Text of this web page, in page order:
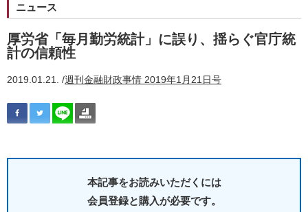
に
移
動
ニュース
厚労省「毎月勤労統計」に誤り、揺らぐ官庁統
計の信頼性
2019.01.21. /週刊金融財政事情 2019年1月21日号
本記事をお読みいただくには
会員登録と購入が必要です。